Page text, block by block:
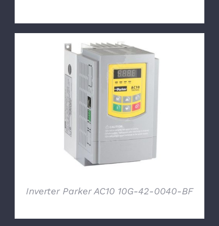
DETTAGLI
Inverter Parker AC10 10G-42-0040-BF